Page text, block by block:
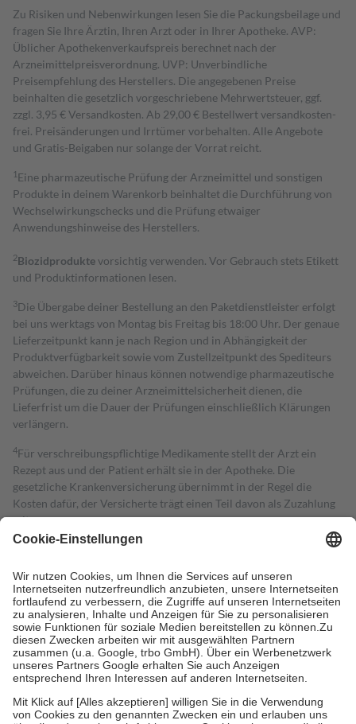
Zu Risiken und Nebenwirkungen lesen Sie die Packungsbeilage und
fragen Sie Ihre Ärztin, Ihren Arzt oder in Ihrer Apotheke. AVP:
Üblicher Apothekenverkaufspreis berechnet nach der
Arzneimittelpreisverordnung. UVP: Unverbindliche
Preisempfehlung des Herstellers. Die angegebenen Preise
beinhalten die gesetzlich vorgeschriebene Mehrwertsteuer, ggf.
zzgl. 3,95 € Versandkosten. Ab 29,00 € Bestell­wert versand­kosten­
frei. Preisänderungen und Irrtümer vorbehalten. Alle Angebote
und Gratis-Beigaben nur solange der Vorrat reicht.
1 Eine pharmazeutische Prüfung der Arzneimittel und sonstigen
Produkte in deinem Warenkorb beinhaltet die Durchführung von
Wechselwirkungschecks und die Prüfung etwaiger
Anwendungshinweise des Herstellers.
2Biozidproduktevorsichtig verwenden. Vor Gebrauch stets Etikett
und Produktinformationen lesen.
3Die Übergabe deiner Bestellung an den Paketdienstleister erfolgt
bei uns werktags von Montag bis Freitag bis 18:00 Uhr. Der genaue
Lieferzeitpunkt kann je nach Region und in Abhängigkeit der
Produktverfügbarkeit sowie vom Zustellzeitpunkt des Spediteurs
abweichen. Darüber hinaus können notwendige pharmazeutische
Prüfungen, die zu deiner Arzneimittelsicherheit dienen, die
Lieferfrist um die Dauer der Prüfungen einschließlich Klärungen
verlängern.
4Für verschreibungspflichtige Medikamente stellt der Arzt ein
Rezept aus und der Patient erhält sie in der Apotheke. Die
gesetzliche Krankenversicherung übernimmt in der Regel die
Kosten dafür, der Versicherte trägt einen Teil davon als Zuzahlung
mit.
Grundsätzlich leisten Mitglieder Zuzahlungen in Höhe von zehn
höchstens zehn Euro.
Es sind jedoch nie mehr als die tatsächlichen
Kosten der Leistung zu entrichten.
Diese Regeln gelten grundsätzlich auch für Online-Apotheken.
Bei Heilmitteln und häuslicher Krankenpflege beträgt die
Zuzahlung zehn Prozent der Kosten sowie zehn Euro je
Verordnung.
Um das Engagement der Versicherten für ihre eigene Gesundheit zu
stärken und die besondere Stellung der Familie zu unterstützen,
fallenkeine Zuzahlungenan bei:
• Kindern und Jugendlichen bis zum vollendeten 18. Lebensjahr